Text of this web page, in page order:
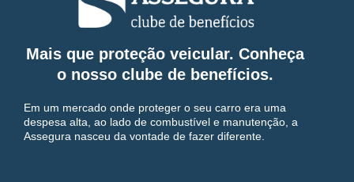
Mais que proteção veicular. Conheça
o nosso clube de benefícios.
Em um mercado onde proteger o seu carro era uma
despesa alta, ao lado de combustível e manutenção, a
Assegura nasceu da vontade de fazer diferente.